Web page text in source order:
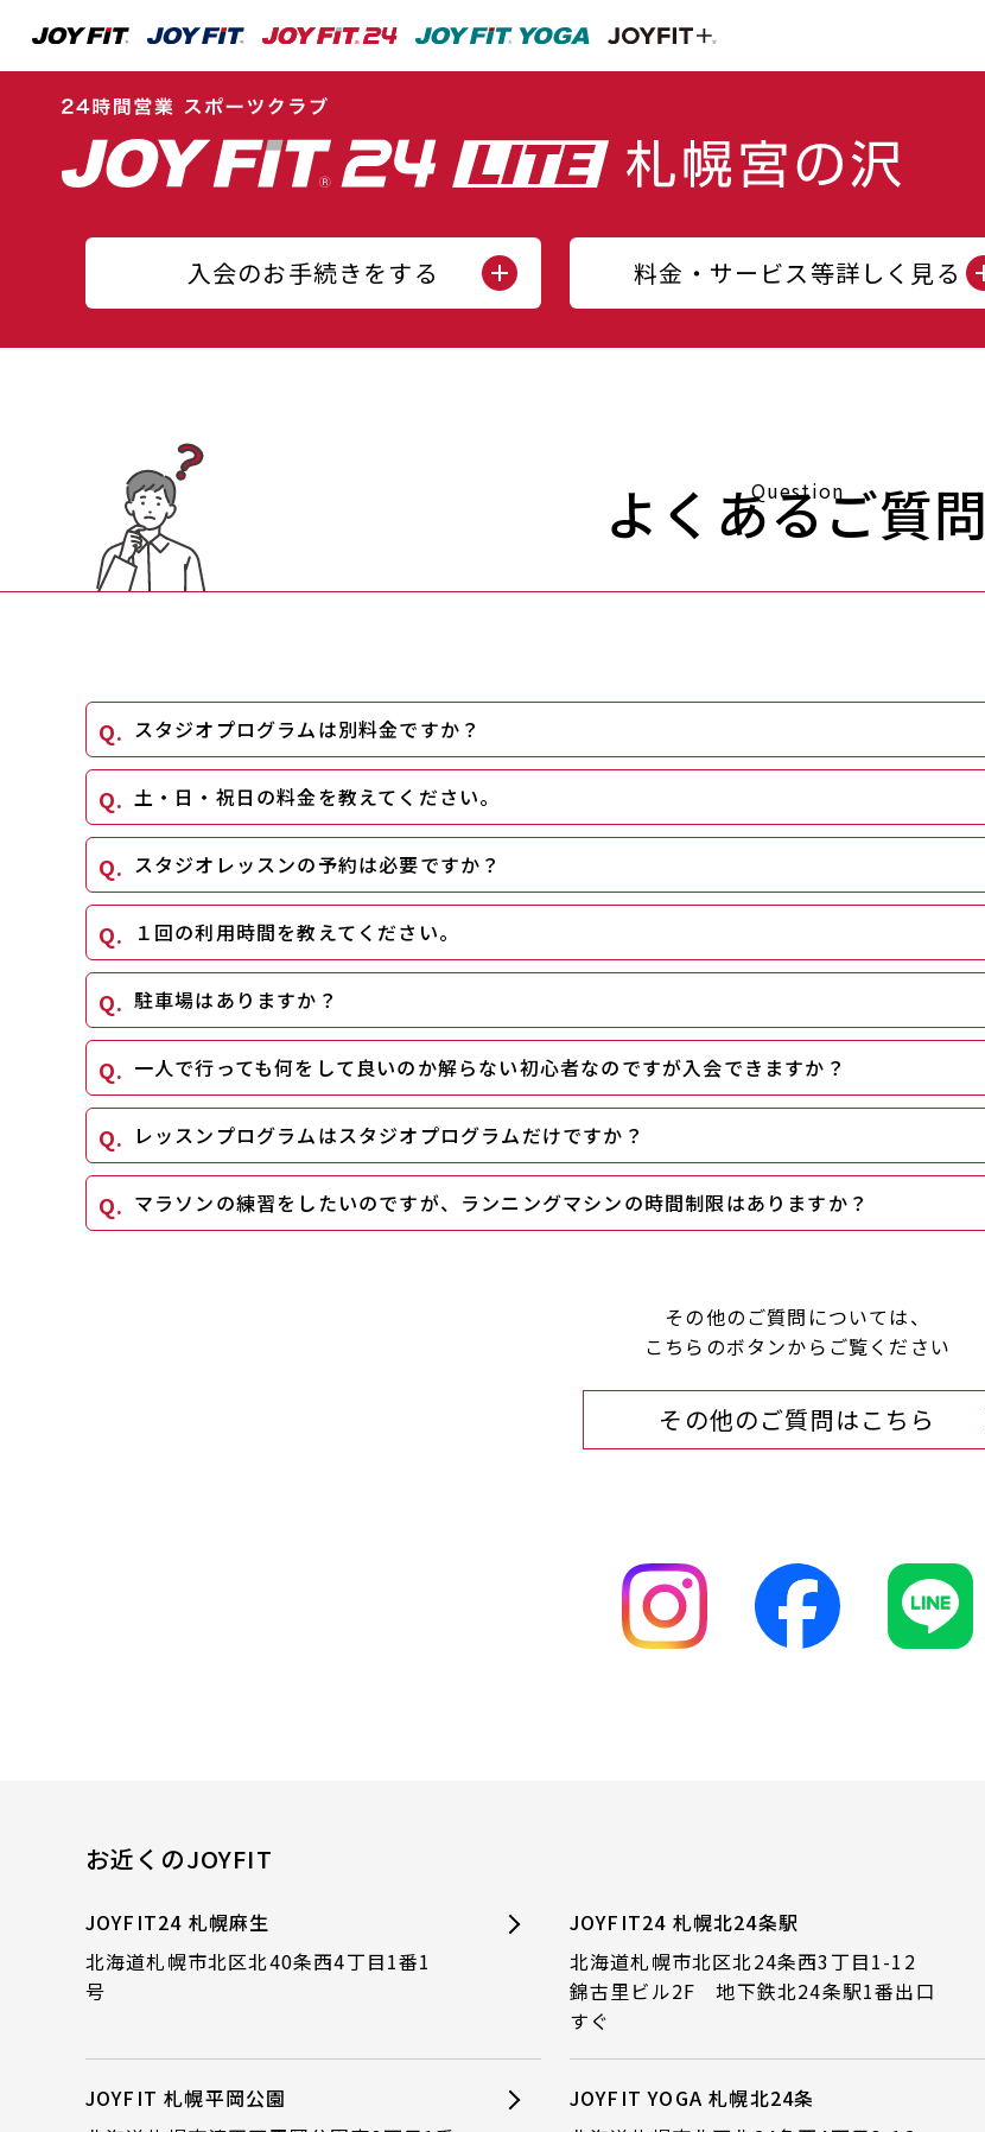
入会のお手続きをする 料金・サービス等詳しく見る
Question
よくあるご質問
スタジオプログラムは別料金ですか？
土・日・祝日の料金を教えてください。
スタジオレッスンの予約は必要ですか？
１回の利用時間を教えてください。
駐車場はありますか？
一人で行っても何をして良いのか解らない初心者なのですが入会できますか？
レッスンプログラムはスタジオプログラムだけですか？
マラソンの練習をしたいのですが、ランニングマシンの時間制限はありますか？
その他のご質問については、
こちらのボタンからご覧ください
その他のご質問はこちら
お近くのJOYFIT
JOYFIT24 札幌麻生
北海道札幌市北区北40条西4丁目1番1
号
JOYFIT24 札幌北24条駅
北海道札幌市北区北24条西3丁目1-12
錦古里ビル2F 地下鉄北24条駅1番出口
すぐ
JOYFIT 札幌平岡公園
JOYFIT YOGA 札幌北24条